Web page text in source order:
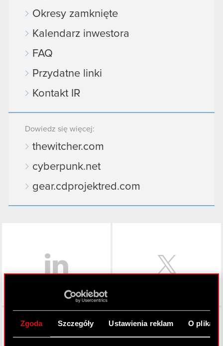
Zgoda Szczegóły Ustawienia reklam O
Okresy zamknięte
Kalendarz inwestora
FAQ
Przydatne linki
Kontakt IR
Dowiedz się więcej:
thewitcher.com
cyberpunk.net
gear.cdprojektred.com